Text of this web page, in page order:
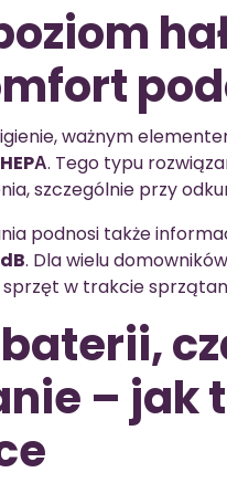
ważnym
. Tego typu
szczególnie przy
podnosi także
. Dla wielu
sprzęt w trakcie
– jak